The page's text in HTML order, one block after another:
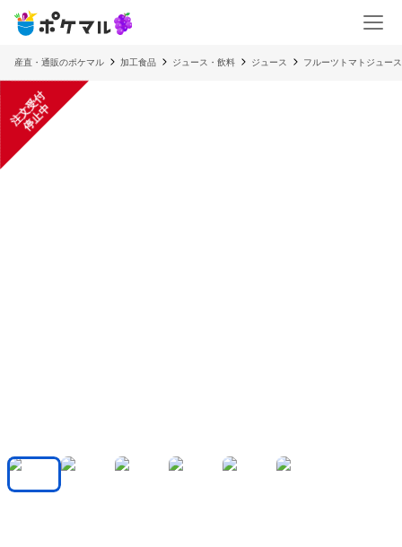
産直・通販のポケマル 加工食品 ジュース・飲料 ジュース フルーツトマトジュー
注
文
受
付
停
止
中